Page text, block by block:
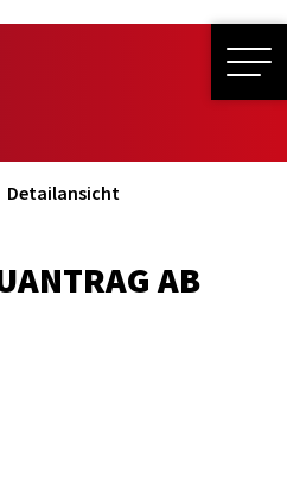
Detailansicht
AB